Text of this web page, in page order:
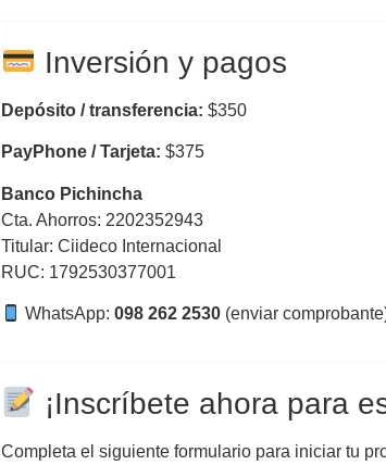
Inversión y pagos
Depósito / transferencia: $350
PayPhone / Tarjeta: $375
Banco Pichincha
Cta. Ahorros: 2202352943
Titular: Ciideco Internacional
RUC: 1792530377001
WhatsApp:098 262 2530 (enviar
¡Inscríbete ahora para
Completa el siguiente formulario para iniciar tu